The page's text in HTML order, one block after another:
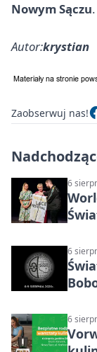
Nowym Sączu.
Autor:krystian
Zaobserwuj nas!
6
6
6